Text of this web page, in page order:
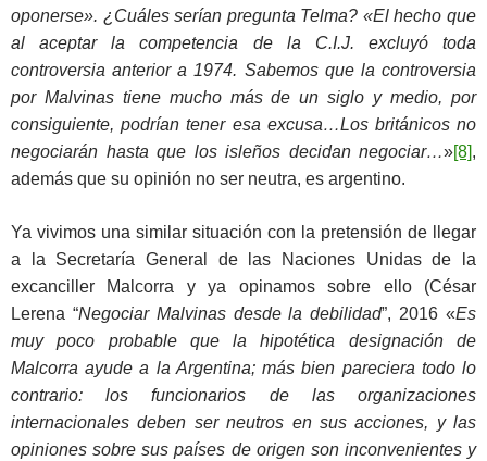
oponerse». ¿Cuáles serían pregunta Telma? «El hecho que
al aceptar la competencia de la C.I.J. excluyó toda
controversia anterior a 1974. Sabemos que la controversia
por Malvinas tiene mucho más de un siglo y medio, por
consiguiente, podrían tener esa excusa…Los británicos no
negociarán hasta que los isleños decidan negociar…»[8],
además que su opinión no ser neutra, es argentino.
Ya vivimos una similar situación con la pretensión de llegar
a la Secretaría General de las Naciones Unidas de la
excanciller Malcorra y ya opinamos sobre ello (César
Lerena “Negociar Malvinas desde la debilidad”, 2016 «Es
muy poco probable que la hipotética designación de
Malcorra ayude a la Argentina; más bien pareciera todo lo
contrario: los funcionarios de las organizaciones
internacionales deben ser neutros en sus acciones, y las
opiniones sobre sus países de origen son inconvenientes y